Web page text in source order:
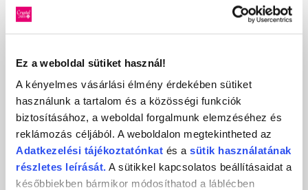
Ez a weboldal sütiket használ!
A kényelmes vásárlási élmény érdekében sütiket
használunk a tartalom és a közösségi funkciók
biztosításához, a weboldal forgalmunk elemzéséhez és
reklámozás céljából. A weboldalon megtekintheted az
Adatkezelési tájékoztatónkat és a sütik használatának
részletes leírását. A sütikkel kapcsolatos beállításaidat a
későbbiekben bármikor módosíthatod a láblécben
CRYSTAL NAILS ÉREMESŐ A LONDONI
KÖRÖMOLIMPIÁN!